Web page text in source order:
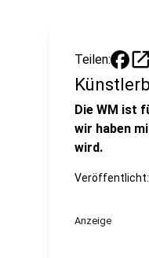
Teilen: open_in_new
Die WM ist
wir haben
wird.
Veröffentlicht:
Anzeige